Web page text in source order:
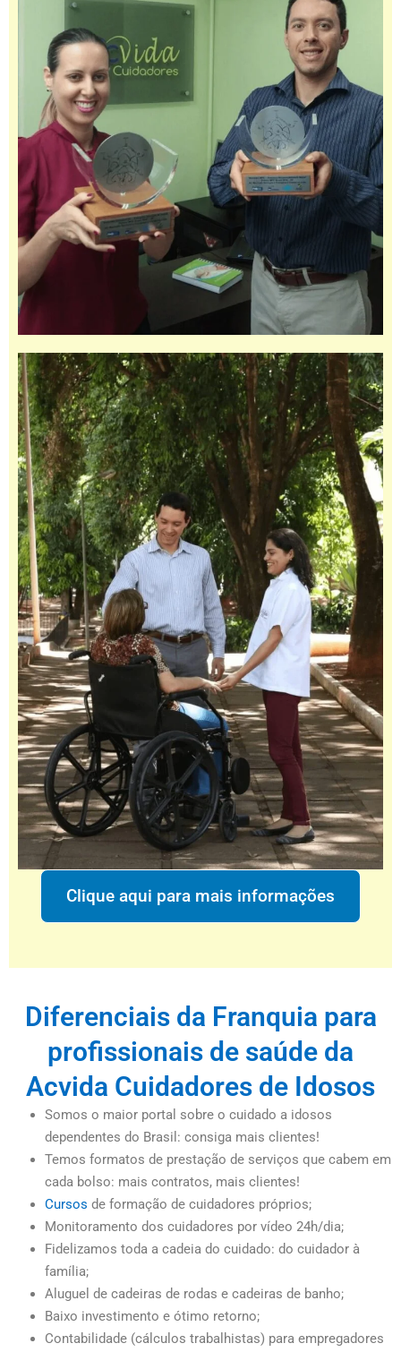
Clique aqui para mais informações
Diferenciais da Franquia para
profissionais de saúde da
Acvida Cuidadores de Idosos
Somos o maior portal sobre o cuidado a idosos
dependentes do Brasil: consiga mais clientes!
Temos formatos de prestação de serviços que cabem em
cada bolso: mais contratos, mais clientes!
Cursos de formação de cuidadores próprios;
Monitoramento dos cuidadores por vídeo 24h/dia;
Fidelizamos toda a cadeia do cuidado: do cuidador à
família;
Aluguel de cadeiras de rodas e cadeiras de banho;
Baixo investimento e ótimo retorno;
Contabilidade (cálculos trabalhistas) para empregadores